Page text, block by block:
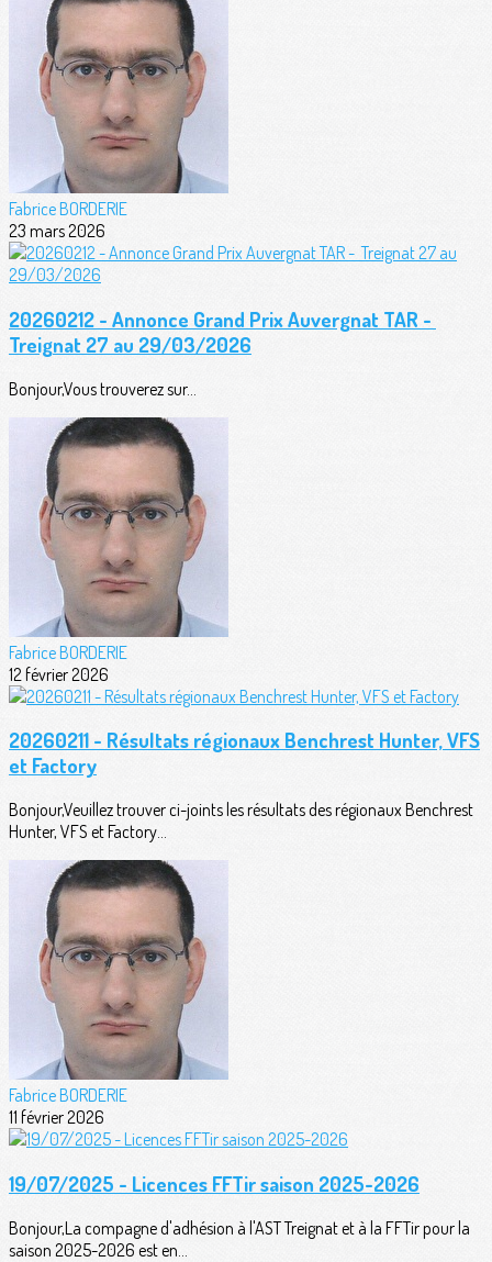
Fabrice BORDERIE
23 mars 2026
20260212 - Annonce Grand Prix Auvergnat TAR -
Treignat 27 au 29/03/2026
Bonjour,Vous trouverez sur...
Fabrice BORDERIE
12 février 2026
20260211 - Résultats régionaux Benchrest Hunter, VFS
et Factory
Bonjour,Veuillez trouver ci-joints les résultats des régionaux Benchrest
Hunter, VFS et Factory...
Fabrice BORDERIE
11 février 2026
19/07/2025 - Licences FFTir saison 2025-2026
Bonjour,La compagne d'adhésion à l'AST Treignat et à la FFTir pour la
saison 2025-2026 est en...